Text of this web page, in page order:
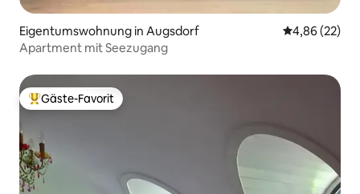
Eigentumswohnung in Augsdorf
4,86 (22)
Apartment mit Seezugang
Beliebter Gäste-Favorit.
Gäste-Favorit